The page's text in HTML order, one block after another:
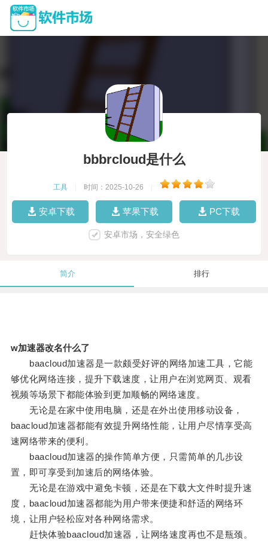
bbbrcloud是什么
工具 时间：2025-10-26
安卓下载 苹果下载 PC下载
安卓市场，安全绿色
简介 排行
w加速器改名什么了
baacloud加速器是一款颇受好评的网络加速工具，它能
够优化网络连接，提升下载速度，让用户在浏览网页、观看
视频等场景下都能体验到更加顺畅的网络速度。
无论是在家中使用电脑，还是在外出使用移动设备，
baacloud加速器都能有效提升网络性能，让用户尽情享受高
速网络带来的便利。
baacloud加速器的操作简单方便，只需简单的几步设
置，即可享受到加速后的网络体验。
无论是在游戏中避免卡顿，还是在下载大文件时提升速
度，baacloud加速器都能为用户带来便捷和舒适的网络环
境，让用户轻松应对各种网络需求。
赶快体验baacloud加速器，让网络速度再也不是瓶颈。